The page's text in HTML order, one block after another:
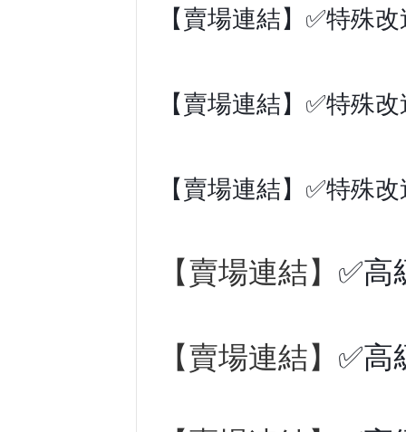
【賣場連結】✅特殊
【賣場連結】✅特殊
【賣場連結】✅特殊
【賣場連結】 ✅
【賣場連結】 ✅高